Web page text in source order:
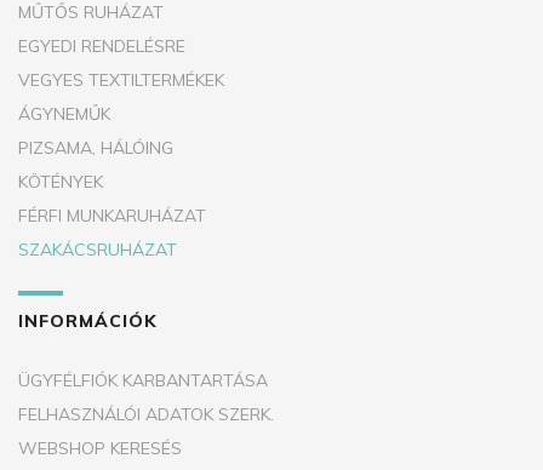
MŰTŐS RUHÁZAT
EGYEDI RENDELÉSRE
VEGYES TEXTILTERMÉKEK
ÁGYNEMŰK
PIZSAMA, HÁLÓING
KÖTÉNYEK
FÉRFI MUNKARUHÁZAT
SZAKÁCSRUHÁZAT
INFORMÁCIÓK
ÜGYFÉLFIÓK KARBANTARTÁSA
FELHASZNÁLÓI ADATOK SZERK.
WEBSHOP KERESÉS